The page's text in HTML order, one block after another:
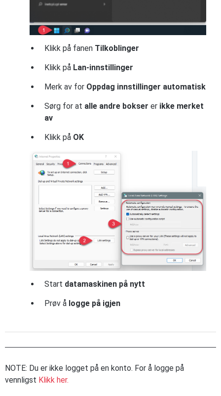
Klikk på fanen Tilkoblinger
Klikk på Lan-innstillinger
Merk av for Oppdag innstillinger automatisk
Sørg for at alle andre bokser er ikke merket
av
Klikk på OK
Start datamaskinen på nytt
Prøv å logge på igjen
NOTE: Du er ikke logget på en konto. For å logge på
vennligst Klikk her.